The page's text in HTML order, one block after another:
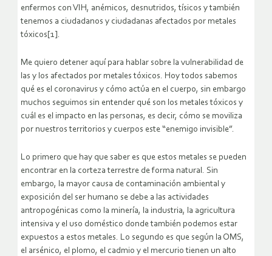
enfermos con VIH, anémicos, desnutridos, tísicos y también
tenemos a ciudadanos y ciudadanas afectados por metales
tóxicos[1].
Me quiero detener aquí para hablar sobre la vulnerabilidad de
las y los afectados por metales tóxicos. Hoy todos sabemos
qué es el coronavirus y cómo actúa en el cuerpo, sin embargo
muchos seguimos sin entender qué son los metales tóxicos y
cuál es el impacto en las personas, es decir, cómo se moviliza
por nuestros territorios y cuerpos este “enemigo invisible”.
Lo primero que hay que saber es que estos metales se pueden
encontrar en la corteza terrestre de forma natural. Sin
embargo, la mayor causa de contaminación ambiental y
exposición del ser humano se debe a las actividades
antropogénicas como la minería, la industria, la agricultura
intensiva y el uso doméstico donde también podemos estar
expuestos a estos metales. Lo segundo es que según la OMS,
el arsénico, el plomo, el cadmio y el mercurio tienen un alto